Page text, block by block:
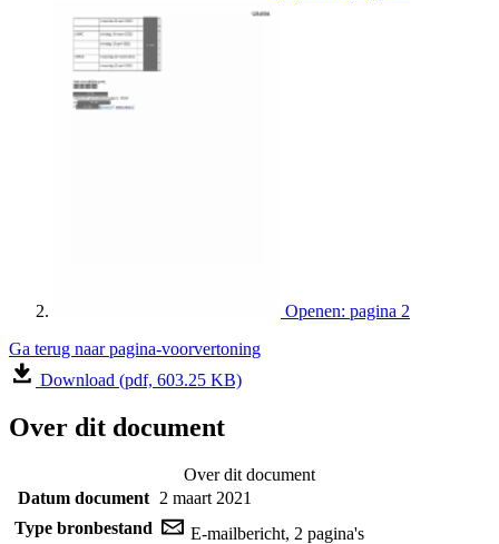
Openen: pagina 2
Ga terug naar pagina-voorvertoning
Download (pdf, 603.25 KB)
Over dit document
Over dit document
Datum document 2 maart 2021
Type bronbestand
E-mailbericht, 2 pagina's